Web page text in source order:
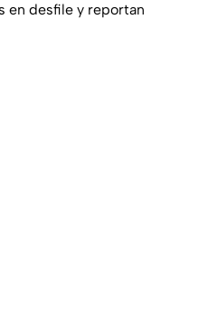
en desfile y reportan